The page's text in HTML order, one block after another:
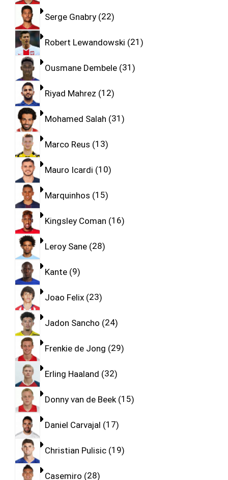
Serge Gnabry 22
Robert Lewandowski 21
Ousmane Dembele 31
Riyad Mahrez 12
Mohamed Salah 31
Marco Reus 13
Mauro Icardi 10
Marquinhos 15
Kingsley Coman 16
Leroy Sane 28
Kante 9
Joao Felix 23
Jadon Sancho 24
Frenkie de Jong 29
Erling Haaland 32
Donny van de Beek 15
Daniel Carvajal 17
Christian Pulisic 19
Casemiro 28